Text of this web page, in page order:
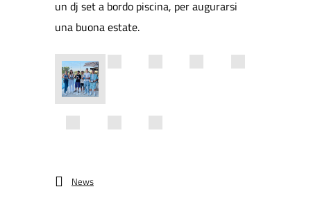
un dj set a bordo piscina, per augurarsi
una buona estate.
News